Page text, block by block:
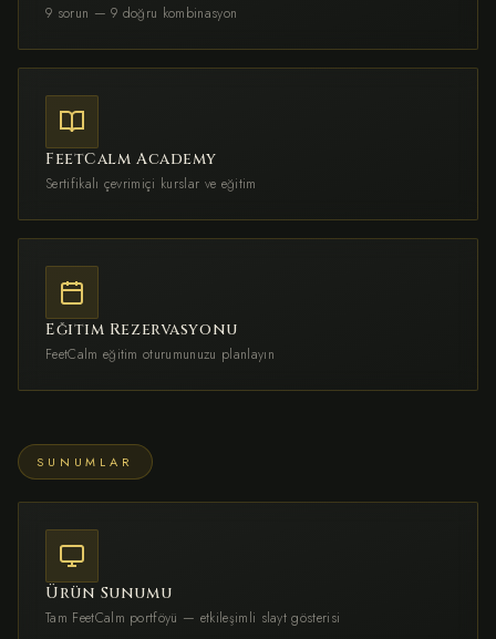
9 sorun — 9 doğru kombinasyon
FeetCalm Academy
Sertifikalı çevrimiçi kurslar ve eğitim
Eğitim Rezervasyonu
FeetCalm eğitim oturumunuzu planlayın
SUNUMLAR
Ürün Sunumu
Tam FeetCalm portföyü — etkileşimli slayt gösterisi